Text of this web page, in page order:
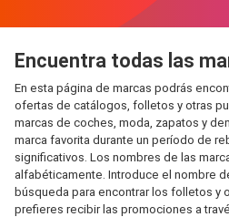
Encuentra todas las
En esta página de marcas podrás
ofertas de catálogos, folletos y otras
marcas de coches, moda, zapatos y
marca favorita durante un período de
significativos. Los nombres de las
alfabéticamente. Introduce el nombre
búsqueda para encontrar los folletos y
prefieres recibir las promociones a